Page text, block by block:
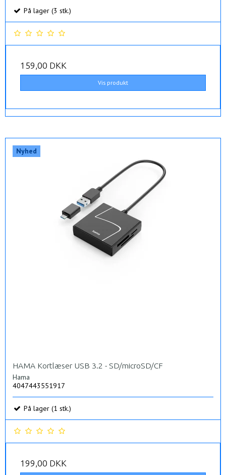
På lager (3 stk.)
159,00 DKK
Vis produkt
Nyhed
HAMA Kortlæser USB 3.2 - SD/microSD/CF
Hama
4047443551917
På lager (1 stk.)
199,00 DKK